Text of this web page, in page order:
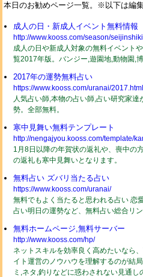
本日のお勧めページ一覧。※以下は編
成人の日・新成人イベント無料情報
http://www.kooss.com/season/
成人の日や新成人対象の無料イベント
覧2017年版。バンジー,遊園地,動物園,博
2017年の運勢無料占い
https://www.kooss.com/uranai/2017.html
人気占い師,本物の占い師,占い研究家
勢。全部無料。
寒中見舞い無料テンプレート
http://nengajyou.kooss.com/template/
1月8日以降の年賀状の返礼や、喪中の
の返礼も寒中見舞いとなります。
無料占い ズバリ当たる占い
https://www.kooss.com/uranai/
無料でもよく当たると思われる占い 恋
占い明日の運勢など、無料占い総合リン
無料ホームページ,無料サーバー
http://www.kooss.com/hp/
ネットスキルを効率良く高めたいなら
イト運営のノウハウを理解するのが結
ミ,ネタ,釣りなどに惑わされない見通し